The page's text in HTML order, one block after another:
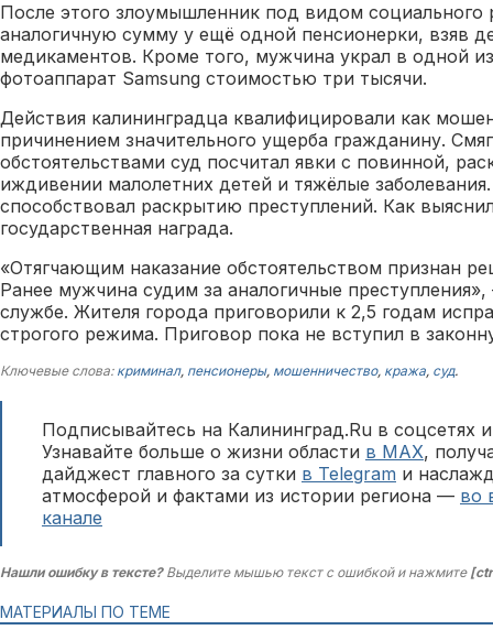
После этого злоумышленник под видом социального
аналогичную сумму у ещё одной пенсионерки, взяв
медикаментов. Кроме того, мужчина украл в одной
фотоаппарат Samsung стоимостью три тысячи.
Действия калининградца квалифицировали как
причинением значительного ущерба гражданину.
обстоятельствами суд посчитал явки с повинной,
иждивении малолетних детей и тяжёлые
способствовал раскрытию преступлений. Как
государственная награда.
«Отягчающим наказание обстоятельством признан
Ранее мужчина судим за аналогичные
службе. Жителя города приговорили к 2,5 годам
строгого режима. Приговор пока не вступил в
Ключевые слова: криминал, пенсионеры, мошенничество, кража, суд.
Подписывайтесь на Калининград.Ru в соцсетях
Узнавайте больше о жизни области в MAX,
дайджест главного за сутки в Telegram и
атмосферой и фактами из истории региона — во
канале
Нашли ошибку в тексте?Выделите мышью текст с ошибкой и нажмите
МАТЕРИАЛЫ ПО ТЕМЕ